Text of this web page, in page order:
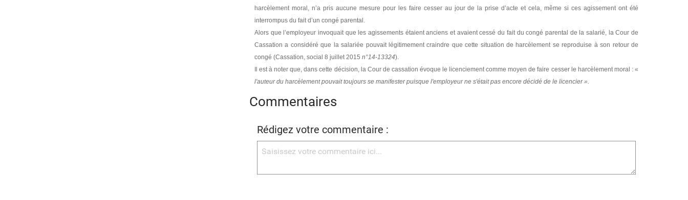
harcèlement moral, n’a pris aucune mesure pour les faire cesser au jour de la prise d’acte et cela, même si ces agissement ont été
interrompus du fait d’un congé parental.
Alors que l’employeur invoquait que les agissements étaient anciens et avaient cessé du fait du congé parental de la salarié, la Cour de
Cassation a considéré que la salariée pouvait légitimement craindre que cette situation de harcèlement se reproduise à son retour de
congé (Cassation, social 8 juillet 2015 n°14-13324).
Il est à noter que, dans cette décision, la Cour de cassation évoque le licenciement comme moyen de faire cesser le harcèlement moral : «
l'auteur du harcèlement pouvait toujours se manifester puisque l'employeur ne s'était pas encore décidé de le licencier ».
Commentaires
Rédigez votre commentaire :